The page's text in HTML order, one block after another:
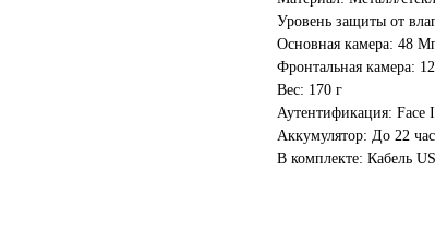
Уровень защиты от
Основная камера: 48
Фронтальная камера:
Вес: 170 г
Аутентификация: Face
Аккумулятор: До 22
В комплекте: Кабель